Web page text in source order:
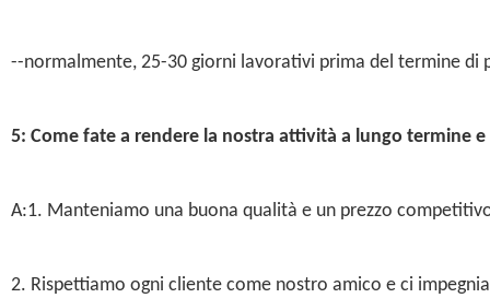
--normalmente, 25-30 giorni lavorativi prima del termine
5: Come fate a rendere la nostra attività a lungo termine
A:1. Manteniamo una buona qualità e un prezzo
2. Rispettiamo ogni cliente come nostro amico e ci